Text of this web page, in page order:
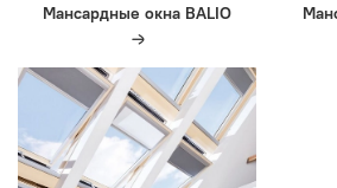
Мансардные окна BALIO